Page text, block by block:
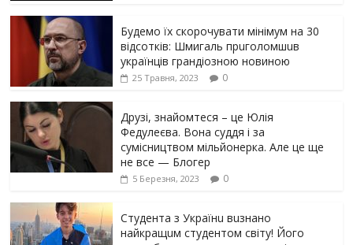
Будемо їх скорочувати мінімум на 30
відсотків: Шмигаль прuголомшuв
українців грaндіoзнoю новиною
25 Травня, 2023 0
Друзі, знайомтеся – це Юлія
Федулеєва. Вона суддя і за
сумісництвом мільйонерка. Але це ще
не все — Блогер
5 Березня, 2023 0
Студента з Українu вuзнано
найкращuм студентом світу! Його